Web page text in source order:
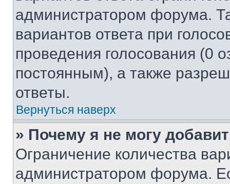
администратором форума.
вариантов ответа при
проведения голосования (0
постоянным), а также
ответы.
Вернуться наверх
» Почему я не могу
Ограничение количества
администратором форума.